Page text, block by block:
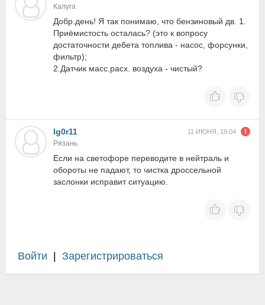
Калуга
Добр.день! Я так понимаю, что бензиновый дв. 1.
Приёмистость осталась? (это к вопросу
достаточности дебета топлива - насос, форсунки,
фильтр);
2.Датчик масс.расх. воздуха - чистый?
Ig0r11 11 ИЮНЯ, 19:04
Рязань
Если на светофоре переводите в нейтраль и
обороты не падают, то чистка дроссельной
заслонки исправит ситуацию.
Войти Зарегистрироваться